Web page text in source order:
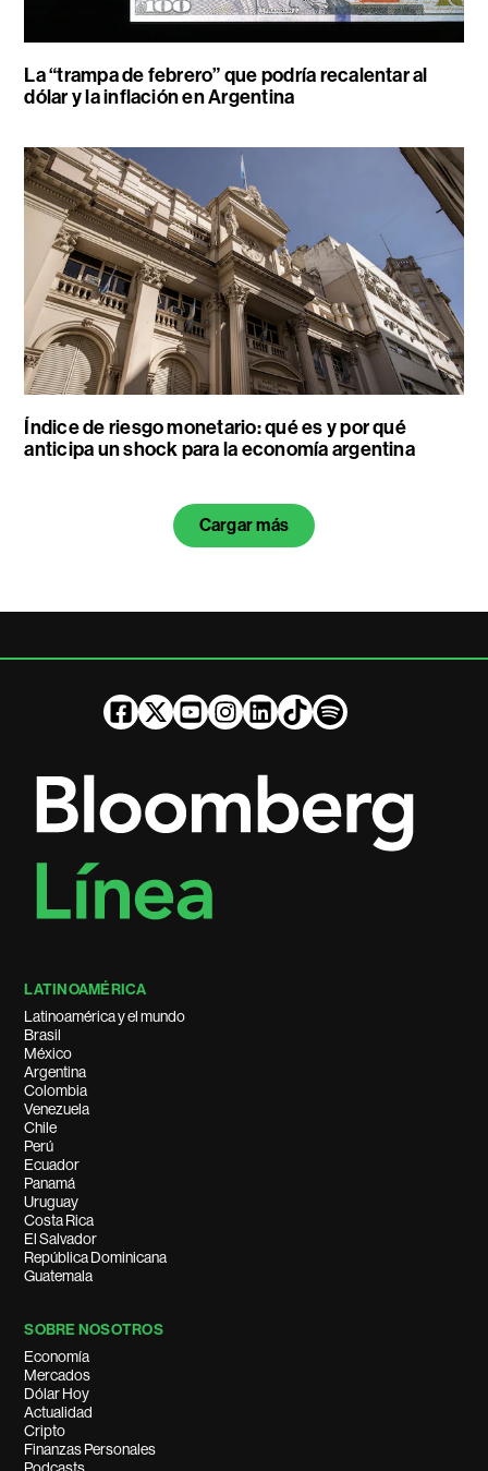
La “trampa de febrero” que podría recalentar al
dólar y la inflación en Argentina
Índice de riesgo monetario: qué es y por qué
anticipa un shock para la economía argentina
Cargar más
LATINOAMÉRICA
Latinoamérica y el mundo
Brasil
México
Argentina
Colombia
Venezuela
Chile
Perú
Ecuador
Panamá
Uruguay
Costa Rica
El Salvador
República Dominicana
Guatemala
SOBRE NOSOTROS
Economía
Mercados
Dólar Hoy
Actualidad
Cripto
Finanzas Personales